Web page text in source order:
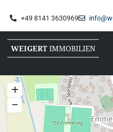
+49 8141 3630969